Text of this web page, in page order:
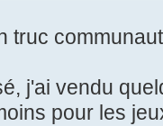
truc
j'ai vendu
pour les